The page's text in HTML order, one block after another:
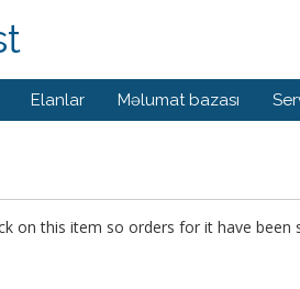
Elanlar Məlumat bazası
on this item so orders for it have